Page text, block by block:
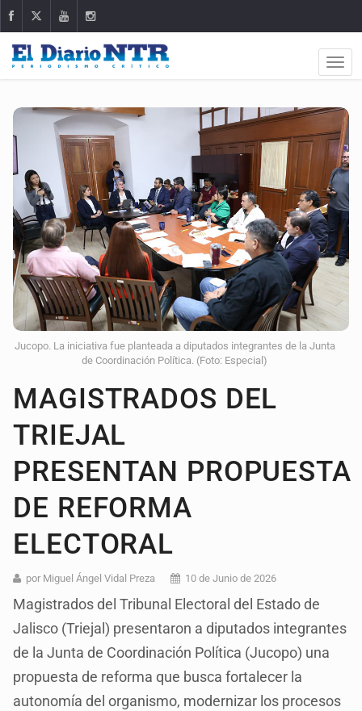
Jucopo. La iniciativa fue planteada a diputados integrantes de la Junta
de Coordinación Política. (Foto: Especial)
MAGISTRADOS DEL
TRIEJAL
PRESENTAN PROPUESTA
DE REFORMA
ELECTORAL
por Miguel Ángel Vidal Preza 10 de Junio de 2026
Magistrados del Tribunal Electoral del Estado de
Jalisco (Triejal) presentaron a diputados integrantes
de la Junta de Coordinación Política (Jucopo) una
propuesta de reforma que busca fortalecer la
autonomía del organismo, modernizar los procesos